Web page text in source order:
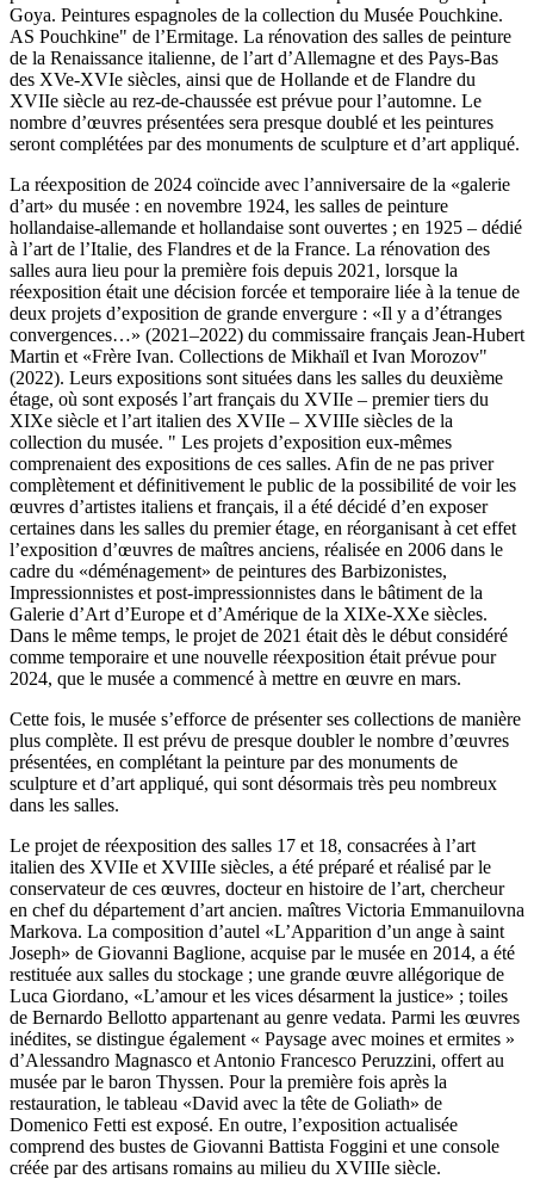
Goya. Peintures espagnoles de la collection du Musée Pouchkine.
AS Pouchkine" de l’Ermitage. La rénovation des salles de peinture
de la Renaissance italienne, de l’art d’Allemagne et des Pays-Bas
des XVe-XVIe siècles, ainsi que de Hollande et de Flandre du
XVIIe siècle au rez-de-chaussée est prévue pour l’automne. Le
nombre d’œuvres présentées sera presque doublé et les peintures
seront complétées par des monuments de sculpture et d’art appliqué.
La réexposition de 2024 coïncide avec l’anniversaire de la «galerie
d’art» du musée : en novembre 1924, les salles de peinture
hollandaise-allemande et hollandaise sont ouvertes ; en 1925 – dédié
à l’art de l’Italie, des Flandres et de la France. La rénovation des
salles aura lieu pour la première fois depuis 2021, lorsque la
réexposition était une décision forcée et temporaire liée à la tenue de
deux projets d’exposition de grande envergure : «Il y a d’étranges
convergences…» (2021–2022) du commissaire français Jean-Hubert
Martin et «Frère Ivan. Collections de Mikhaïl et Ivan Morozov"
(2022). Leurs expositions sont situées dans les salles du deuxième
étage, où sont exposés l’art français du XVIIe – premier tiers du
XIXe siècle et l’art italien des XVIIe – XVIIIe siècles de la
collection du musée. " Les projets d’exposition eux-mêmes
comprenaient des expositions de ces salles. Afin de ne pas priver
complètement et définitivement le public de la possibilité de voir les
œuvres d’artistes italiens et français, il a été décidé d’en exposer
certaines dans les salles du premier étage, en réorganisant à cet effet
l’exposition d’œuvres de maîtres anciens, réalisée en 2006 dans le
cadre du «déménagement» de peintures des Barbizonistes,
Impressionnistes et post-impressionnistes dans le bâtiment de la
Galerie d’Art d’Europe et d’Amérique de la XIXe-XXe siècles.
Dans le même temps, le projet de 2021 était dès le début considéré
comme temporaire et une nouvelle réexposition était prévue pour
2024, que le musée a commencé à mettre en œuvre en mars.
Cette fois, le musée s’efforce de présenter ses collections de manière
plus complète. Il est prévu de presque doubler le nombre d’œuvres
présentées, en complétant la peinture par des monuments de
sculpture et d’art appliqué, qui sont désormais très peu nombreux
dans les salles.
Le projet de réexposition des salles 17 et 18, consacrées à l’art
italien des XVIIe et XVIIIe siècles, a été préparé et réalisé par le
conservateur de ces œuvres, docteur en histoire de l’art, chercheur
en chef du département d’art ancien. maîtres Victoria Emmanuilovna
Markova. La composition d’autel «L’Apparition d’un ange à saint
Joseph» de Giovanni Baglione, acquise par le musée en 2014, a été
restituée aux salles du stockage ; une grande œuvre allégorique de
Luca Giordano, «L’amour et les vices désarment la justice» ; toiles
de Bernardo Bellotto appartenant au genre vedata. Parmi les œuvres
inédites, se distingue également « Paysage avec moines et ermites »
d’Alessandro Magnasco et Antonio Francesco Peruzzini, offert au
musée par le baron Thyssen. Pour la première fois après la
restauration, le tableau «David avec la tête de Goliath» de
Domenico Fetti est exposé. En outre, l’exposition actualisée
comprend des bustes de Giovanni Battista Foggini et une console
créée par des artisans romains au milieu du XVIIIe siècle.